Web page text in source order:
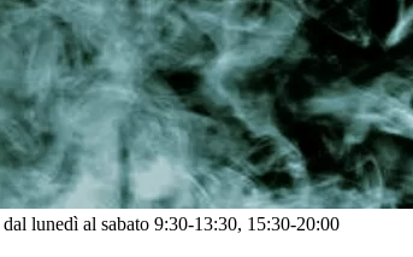
lunedì al sabato 9:30-13:30, 15:30-20:00